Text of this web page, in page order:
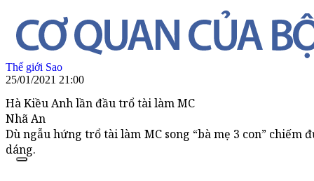
Thế giới Sao
25/01/2021 21:00
Hà Kiều Anh lần đầu trổ tài làm MC
Nhã An
Dù ngẫu hứng trổ tài làm MC song “bà mẹ 3 con”
dáng.